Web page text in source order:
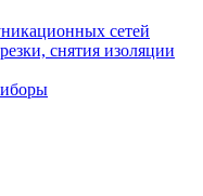
сетей
снятия изоляции